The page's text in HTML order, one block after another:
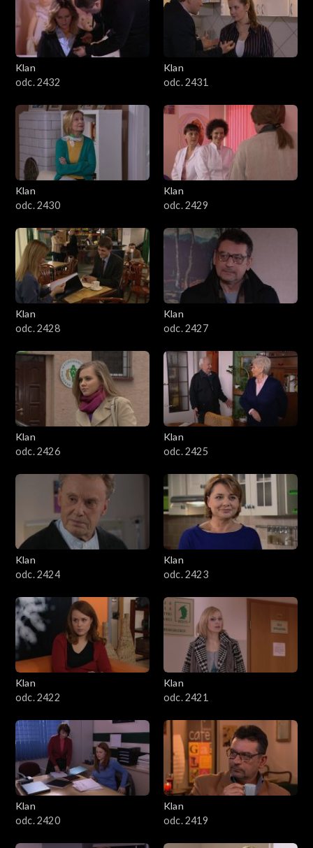
Klan
odc. 2432
Klan
odc. 2431
Klan
odc. 2430
Klan
odc. 2429
Klan
odc. 2428
Klan
odc. 2427
Klan
odc. 2426
Klan
odc. 2425
Klan
odc. 2424
Klan
odc. 2423
Klan
odc. 2422
Klan
odc. 2421
Klan
odc. 2420
Klan
odc. 2419